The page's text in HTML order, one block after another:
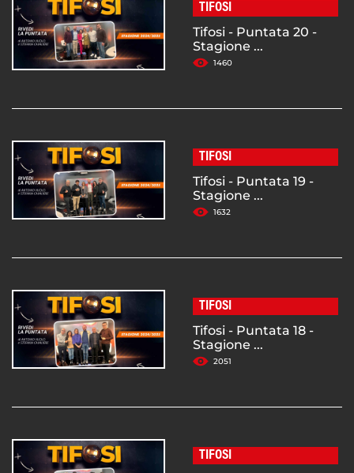
TIFOSI
Tifosi - Puntata 20 -
Stagione ...
1460
TIFOSI
Tifosi - Puntata 19 -
Stagione ...
1632
TIFOSI
Tifosi - Puntata 18 -
Stagione ...
2051
TIFOSI